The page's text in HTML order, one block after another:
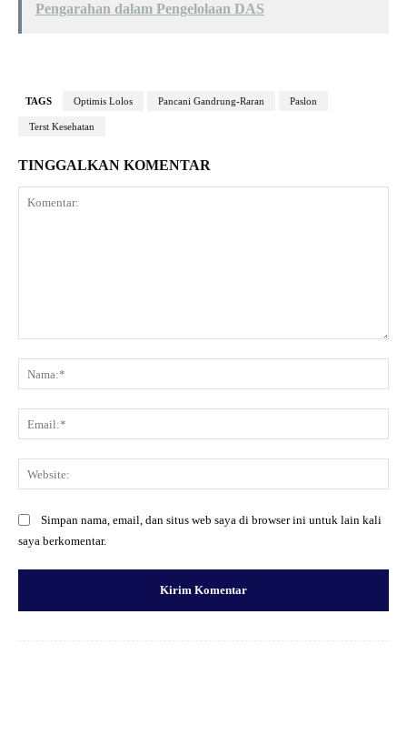
Pengarahan dalam Pengelolaan DAS
TAGS Optimis Lolos Pancani Gandrung-Raran Paslon
Terst Kesehatan
TINGGALKAN KOMENTAR
Simpan nama, email, dan situs web saya di browser ini untuk lain kali
saya berkomentar.